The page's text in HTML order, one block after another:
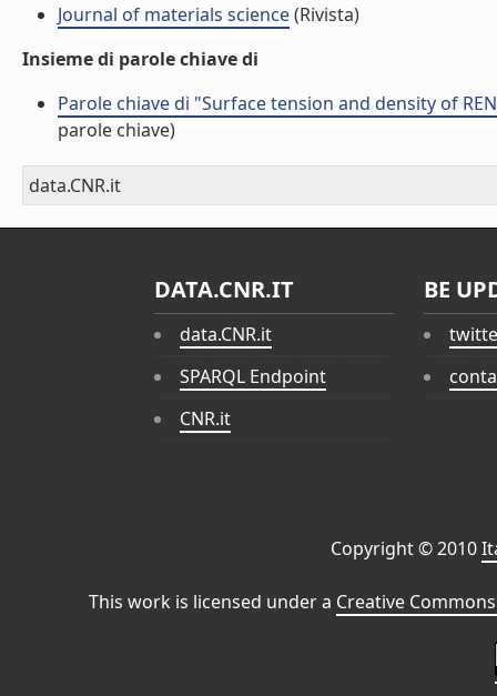
Journal of materials science(Rivista)
Insieme di parole chiave di
Parole chiave di "Surface tension and density of
parole chiave)
data.CNR.it
DATA.CNR.IT
data.CNR.it
SPARQL Endpoint
CNR.it
BE
Copyright © 2010
This work is licensed under a Creative